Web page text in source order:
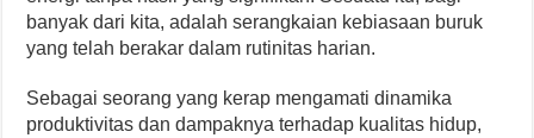
banyak dari kita, adalah serangkaian kebiasaan buruk
yang telah berakar dalam rutinitas harian.
Sebagai seorang yang kerap mengamati dinamika
produktivitas dan dampaknya terhadap kualitas hidup,